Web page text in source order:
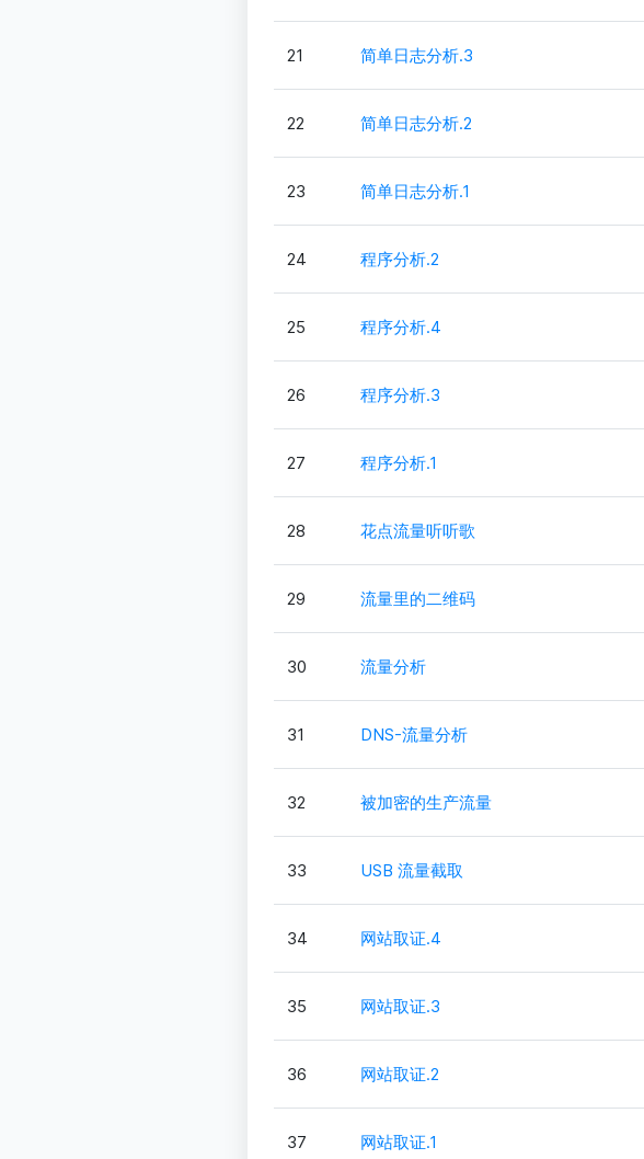
21 简单日志分析.3
22 简单日志分析.2
23 简单日志分析.1
24 程序分析.2
25 程序分析.4
26 程序分析.3
27 程序分析.1
28 花点流量听听歌
29 流量里的二维码
30 流量分析
31 DNS-流量分析
32 被加密的生产流量
33 USB 流量截取
34 网站取证.4
35 网站取证.3
36 网站取证.2
37 网站取证.1